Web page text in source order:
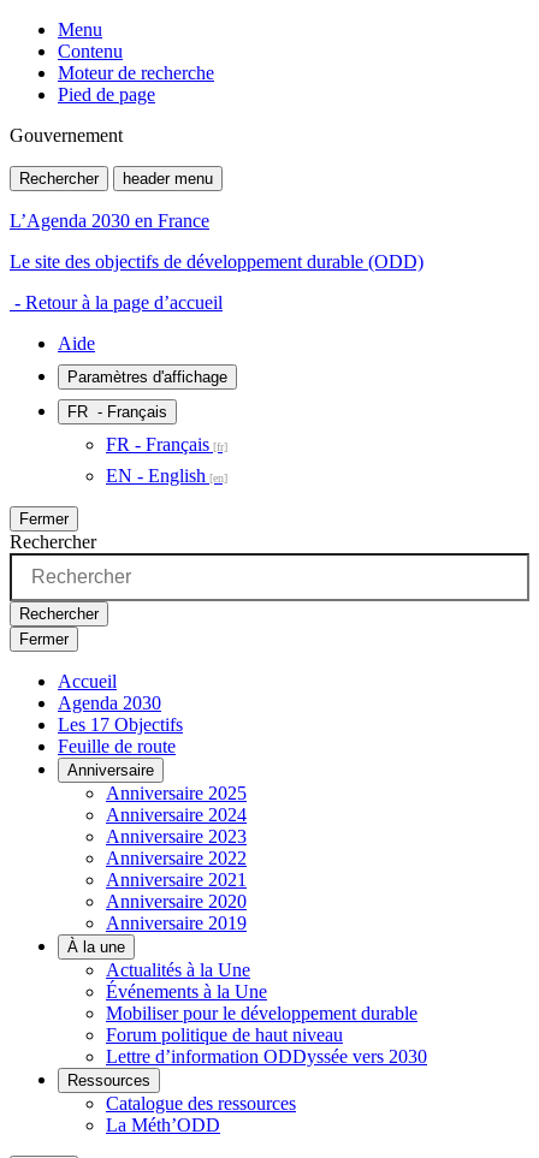
Menu
Contenu
Moteur de recherche
Pied de page
Gouvernement
Rechercher header menu
L’Agenda 2030 en France
Le site des objectifs de développement durable (ODD)
- Retour à la page d’accueil
Aide
Paramètres d'affichage
FR - Français
FR - Français
EN - English
Fermer
Rechercher
Rechercher
Fermer
Accueil
Agenda 2030
Les 17 Objectifs
Feuille de route
Anniversaire
Anniversaire 2025
Anniversaire 2024
Anniversaire 2023
Anniversaire 2022
Anniversaire 2021
Anniversaire 2020
Anniversaire 2019
À la une
Actualités à la Une
Événements à la Une
Mobiliser pour le développement durable
Forum politique de haut niveau
Lettre d’information ODDyssée vers 2030
Ressources
Catalogue des ressources
La Méth’ODD